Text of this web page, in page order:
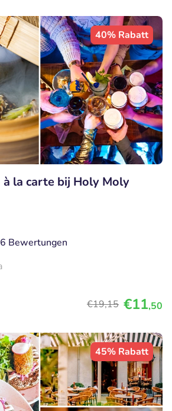
40% Rabatt
la carte bij Holy Moly
Bewertungen
€19,15 €11,50
45% Rabatt